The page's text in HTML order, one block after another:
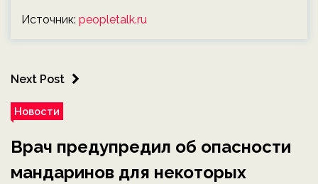
Источник: peopletalk.ru
Next Post
Новости
Врач предупредил об опасности
мандаринов для некоторых